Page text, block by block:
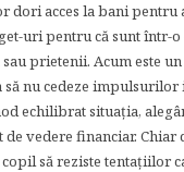
dori acces la bani pentru
uri pentru că sunt într-
prietenii. Acum este
nu cedeze impulsurilor
echilibrat situația,
vedere financiar. Chiar
să reziste tentațiilor